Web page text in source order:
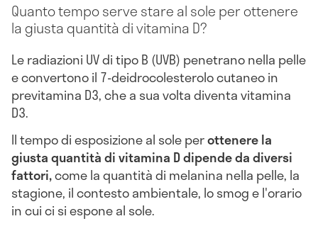
Quanto tempo serve stare al sole per ottenere
la giusta quantità di vitamina D?
Le radiazioni UV di tipo B (UVB) penetrano nella pelle
e convertono il 7-deidrocolesterolo cutaneo in
previtamina D3, che a sua volta diventa vitamina
D3.
Il tempo di esposizione al sole perottenere la
giusta quantità di vitamina Ddipende da diversi
fattori,come la quantità di melanina nella pelle, la
stagione, il contesto ambientale, lo smog e l'orario
in cui ci si espone al sole.